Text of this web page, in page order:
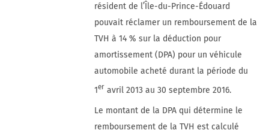
résident de l’Île-du-Prince-Édouard
pouvait réclamer un remboursement de la
TVH à 14 % sur la déduction pour
amortissement (DPA) pour un véhicule
automobile acheté durant la période du
1er avril 2013 au 30 septembre 2016.
Le montant de la DPA qui détermine le
remboursement de la TVH est calculé